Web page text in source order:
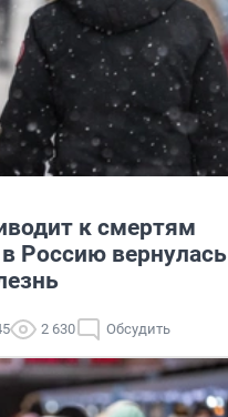
к смертям
Россию вернулась
2 630 Обсудить